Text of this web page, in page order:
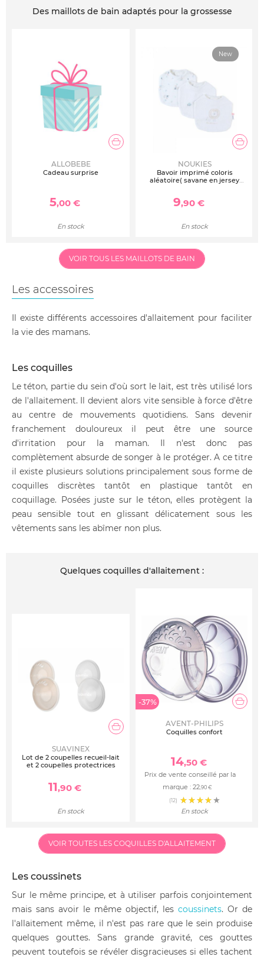
Des maillots de bain adaptés pour la grossesse
ALLOBEBE
Cadeau surprise
5,00 €
En stock
New
NOUKIES
Bavoir imprimé coloris
aléatoire( savane en jersey
9,90 €
En stock
VOIR TOUS LES MAILLOTS DE BAIN
Les accessoires
Il existe différents accessoires d'allaitement pour faciliter
la vie des mamans.
Les coquilles
Le téton, partie du sein d'où sort le lait, est très utilisé lors
de l'allaitement. Il devient alors vite sensible à force d'être
au centre de mouvements quotidiens. Sans devenir
franchement douloureux il peut être une source
d'irritation pour la maman. Il n'est donc pas
complètement absurde de songer à le protéger. A ce titre
il existe plusieurs solutions principalement sous forme de
coquilles discrètes tantôt en plastique tantôt en
coquillage. Posées juste sur le téton, elles protègent la
peau sensible tout en glissant délicatement sous les
vêtements sans les abîmer non plus.
Quelques coquilles d'allaitement :
SUAVINEX
Lot de 2 coupelles recueil-lait
et 2 coupelles protectrices
11,90 €
En stock
-37%
AVENT-PHILIPS
Coquilles confort
14,50 €
Prix de vente conseillé par la
marque : 22,90 €
(12)
En stock
VOIR TOUTES LES COQUILLES D'ALLAITEMENT
Les coussinets
Sur le même principe, et à utiliser parfois conjointement
mais sans avoir le même objectif, les coussinets. Or de
l'allaitement même, il n'est pas rare que le sein produise
quelques gouttes. Sans grande gravité, ces gouttes
peuvent toutefois se révéler disgracieuses si elles tachent